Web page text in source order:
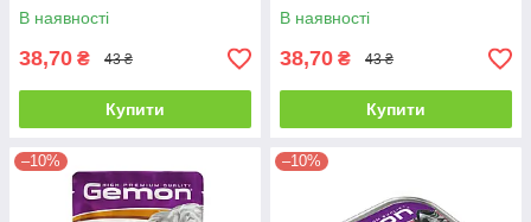
В наявності
38,70 ₴ 43 ₴
Купити
В наявності
38,70 ₴ 43 ₴
Купити
–10% –10%